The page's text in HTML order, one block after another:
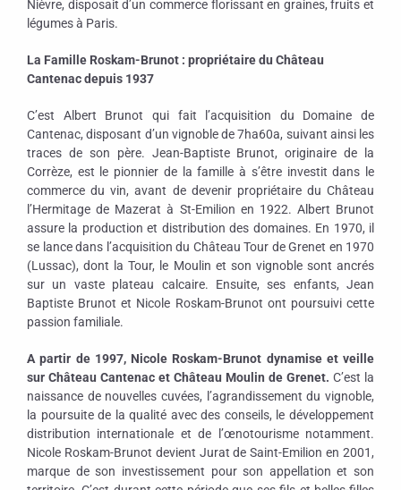
Nièvre, disposait d’un commerce florissant en graines, fruits et
légumes à Paris.
La Famille Roskam-Brunot : propriétaire du Château
Cantenac depuis 1937
C’est Albert Brunot qui fait l’acquisition du Domaine de
Cantenac, disposant d’un vignoble de 7ha60a, suivant ainsi les
traces de son père. Jean-Baptiste Brunot, originaire de la
Corrèze, est le pionnier de la famille à s’être investit dans le
commerce du vin, avant de devenir propriétaire du Château
l’Hermitage de Mazerat à St-Emilion en 1922. Albert Brunot
assure la production et distribution des domaines. En 1970, il
se lance dans l’acquisition du Château Tour de Grenet en 1970
(Lussac), dont la Tour, le Moulin et son vignoble sont ancrés
sur un vaste plateau calcaire. Ensuite, ses enfants, Jean
Baptiste Brunot et Nicole Roskam-Brunot ont poursuivi cette
passion familiale.
A partir de 1997, Nicole Roskam-Brunot dynamise et veille
sur Château Cantenac et Château Moulin de Grenet. C’est la
naissance de nouvelles cuvées, l’agrandissement du vignoble,
la poursuite de la qualité avec des conseils, le développement
distribution internationale et de l’œnotourisme notamment.
Nicole Roskam-Brunot devient Jurat de Saint-Emilion en 2001,
marque de son investissement pour son appellation et son